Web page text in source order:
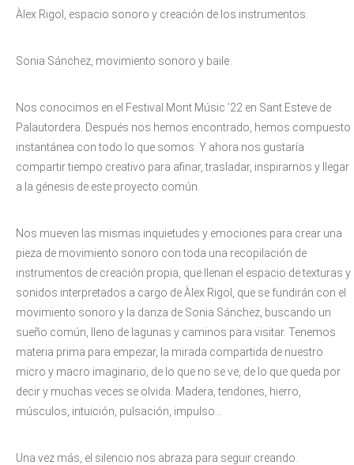
Àlex Rigol, espacio sonoro y creación de los instrumentos.
Sonia Sánchez, movimiento sonoro y baile.
Nos conocimos en el Festival Mont Músic ’22 en Sant Esteve de
Palautordera. Después nos hemos encontrado, hemos compuesto
instantánea con todo lo que somos. Y ahora nos gustaría
compartir tiempo creativo para afinar, trasladar, inspirarnos y llegar
a la génesis de este proyecto común.
Nos mueven las mismas inquietudes y emociones para crear una
pieza de movimiento sonoro con toda una recopilación de
instrumentos de creación propia, que llenan el espacio de texturas y
sonidos interpretados a cargo de Àlex Rigol, que se fundirán con el
movimiento sonoro y la danza de Sonia Sánchez, buscando un
sueño común, lleno de lagunas y caminos para visitar. Tenemos
materia prima para empezar, la mirada compartida de nuestro
micro y macro imaginario, de lo que no se ve, de lo que queda por
decir y muchas veces se olvida. Madera, tendones, hierro,
músculos, intuición, pulsación, impulso…
Una vez más, el silencio nos abraza para seguir creando.